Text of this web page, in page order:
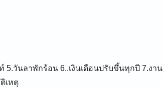
วันลาพักร้อน 6..เงินเดือนปรับขึ้นทุกปี 7.งาน
เหตุ